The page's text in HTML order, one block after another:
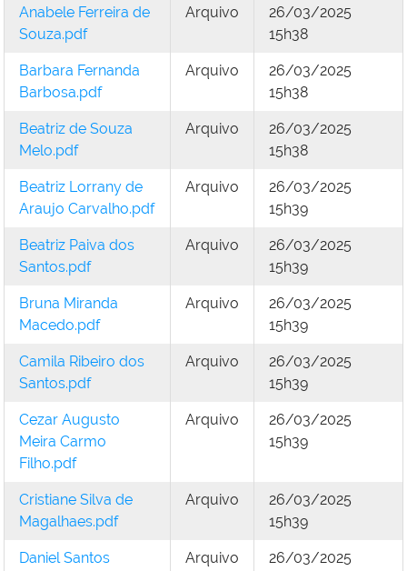
Anabele Ferreira de
Souza.pdf
Arquivo
26/03/2025
15h38
Barbara Fernanda
Barbosa.pdf
Arquivo
26/03/2025
15h38
Beatriz de Souza
Melo.pdf
Arquivo
26/03/2025
15h38
Beatriz Lorrany de
Araujo Carvalho.pdf
Arquivo
26/03/2025
15h39
Beatriz Paiva dos
Santos.pdf
Arquivo
26/03/2025
15h39
Bruna Miranda
Macedo.pdf
Arquivo
26/03/2025
15h39
Camila Ribeiro dos
Santos.pdf
Arquivo
26/03/2025
15h39
Cezar Augusto
Meira Carmo
Filho.pdf
Arquivo
26/03/2025
15h39
Cristiane Silva de
Magalhaes.pdf
Arquivo
26/03/2025
15h39
Daniel Santos Arquivo 26/03/2025